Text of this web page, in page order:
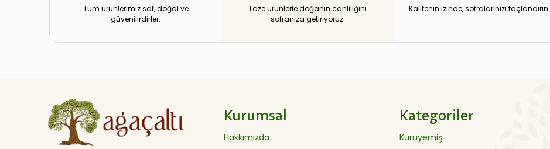
Tüm ürünlerimiz saf, doğal ve
güvenilirdirler.
Taze ürünlerle doğanın canlılığını
sofranıza getiriyoruz.
Kalitenin izinde, sofralarınızı taçlandırın.
Kurumsal
Hakkımızda
Kategoriler
Kuruyemiş